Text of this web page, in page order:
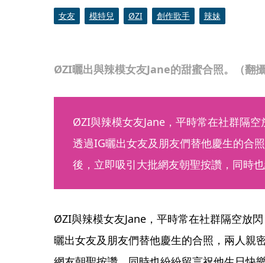
ØZI曬出與辣模女友Jane的甜蜜合照。（翻
女友 模特兒 ØZI 創作歌手 辣妹
ØZI與辣模女友Jane，平時常在社群隔
透過IG曬出女友及朋友們替他慶生的合
後，立即吸引大批網友朝聖按讚，同時
ØZI與辣模女友Jane，平時常在社群隔空放
曬出女友及朋友們替他慶生的合照，兩人親